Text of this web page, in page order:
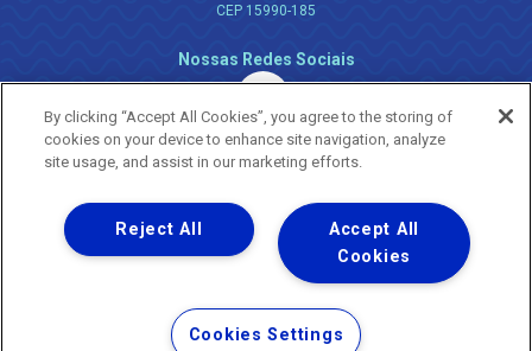
CEP 15990-185
Nossas Redes Sociais
Uma empresa
Copyright ® 2026 - Todos os Direitos Reservados.
Nossa natureza movimenta a vida
Termos Gerais de Uso de Sites e Aplicativos
By clicking “Accept All Cookies”, you agree to the storing of
cookies on your device to enhance site navigation, analyze
site usage, and assist in our marketing efforts.
Accept All
Cookies
Reject All
Cookies Settings